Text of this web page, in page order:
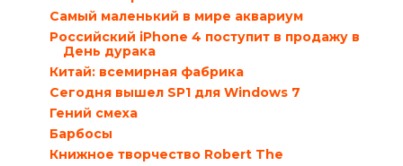
Самый маленький в мире аквариум
Российский iPhone 4 поступит в продажу в
День дурака
Китай: всемирная фабрика
Сегодня вышел SP1 для Windows 7
Гений смеха
Барбосы
Книжное творчество Robert The